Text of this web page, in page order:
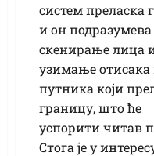
систем преласка
и он подразумева
скенирање лица
узимање отисака
путника који
границу, што ће
успорити читав
Стога је у